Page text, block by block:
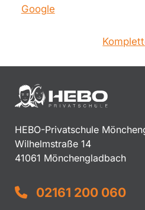
Google
HEBO-Privatschule
Wilhelmstraße 14
41061 Mönchengladbach
02161 200 060